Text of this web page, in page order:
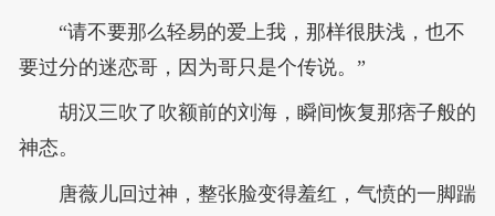
“请不要那么轻易的爱上我，那样很肤浅，也不
要过分的迷恋哥，因为哥只是个传说。”
胡汉三吹了吹额前的刘海，瞬间恢复那痞子般的
神态。
唐薇儿回过神，整张脸变得羞红，气愤的一脚踹